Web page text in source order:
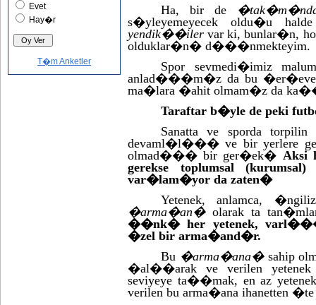
Evet
Hay�r
T�m Anketler
Ha, bir de
s�yleyemeyecek oldu�u
yendik��iler var ki, bunlar�n,
olduklar�n� d���nmekteyim.
Spor sevmedi�imiz
anlad���m�z da bu
ma�lara �ahit olmam�z da
Taraftar b�yle de peki
Sanatta ve sporda
devaml�l��� ve bir yerlere
olmad��� bir ger�ek� Aksi
gerekse toplumsal
var�lam�yor da zaten�
Yetenek, anlamca,
�arma�an�olarak ta
��nk� her yetenek,
�zel bir arma�and�r.
Bu �arma�ana� sahip
�al��arak ve verilen yetenek
seviyeye ta��mak, en az
verilen bu arma�ana ihanetten �te